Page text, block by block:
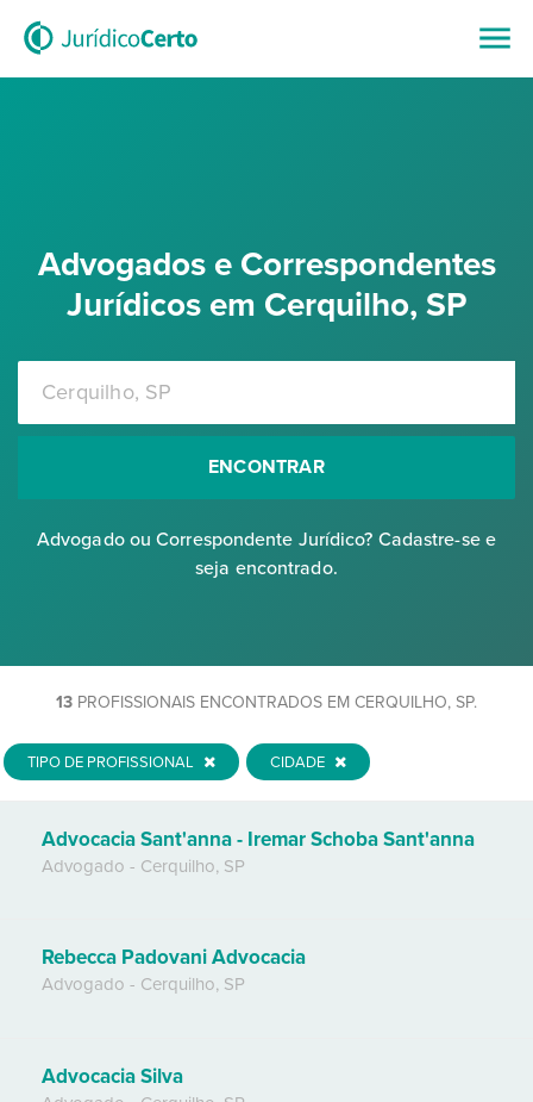
Advogados e Correspondentes
Jurídicos em Cerquilho, SP
ENCONTRAR
Advogado ou Correspondente Jurídico? Cadastre-se e
seja encontrado.
13 PROFISSIONAIS ENCONTRADOS EM CERQUILHO, SP.
TIPO DE PROFISSIONAL CIDADE
Advocacia Sant'anna - Iremar Schoba Sant'anna
Advogado - Cerquilho, SP
Rebecca Padovani Advocacia
Advogado - Cerquilho, SP
Advocacia Silva